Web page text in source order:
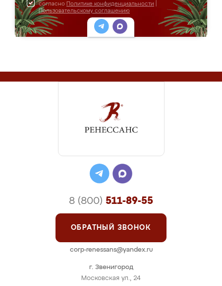
согласно Политике конфиденциальности
Пользовательскому соглашению
г. Звенигород
Московская ул., 24
8 (800) 511-89-55
ОБРАТНЫЙ ЗВОНОК
corp-renessans@yandex.ru